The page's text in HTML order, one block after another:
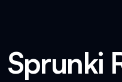
Sprunki